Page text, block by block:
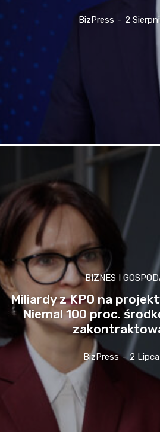
BizPress - 2
BIZNES I
Miliardy z KPO na
Niemal 100 proc.
BizPress - 2